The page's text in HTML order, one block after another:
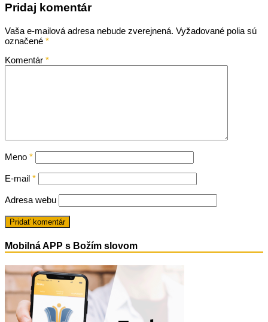
Pridaj komentár
Vaša e-mailová adresa nebude zverejnená. Vyžadované polia sú
označené *
Komentár *
Meno *
E-mail *
Adresa webu
Mobilná APP s Božím slovom